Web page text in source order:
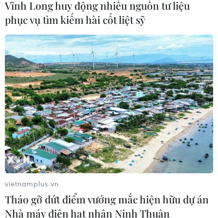
Cuba cho đối tác
05/08/2026 02:27
CELAC lần đầu tổ chức đối thoại giữa
các ứng cử viên Tổng Thư ký Liên
hợp quốc
04/08/2026 23:08
Mỹ trục xuất gần 1,5 triệu người nhập
cư trái phép trong 12 tháng
04/08/2026 22:43
Động đất tại Venezuela: Số người
Vĩnh Long huy động nhiều nguồn tư liệu
phục vụ tìm kiếm hài cốt liệt sỹ
vietnamplus.vn
Tháo gỡ dứt điểm vướng mắc hiện hữu dự án
Nhà máy điện hạt nhân Ninh Thuận